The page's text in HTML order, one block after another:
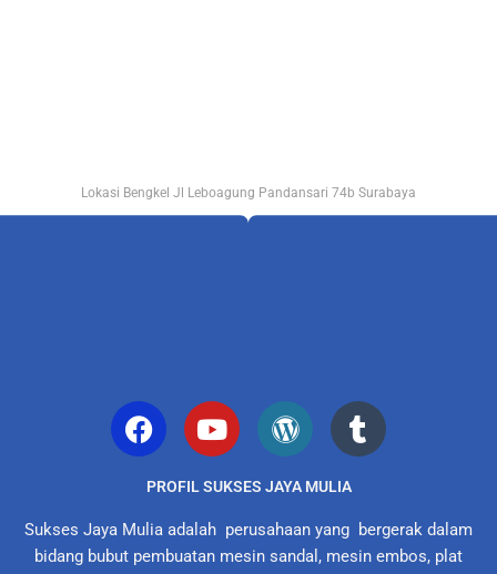
Lokasi Bengkel Jl Leboagung Pandansari 74b Surabaya
PROFIL SUKSES JAYA MULIA
Sukses Jaya Mulia adalah perusahaan yang bergerak dalam
bidang bubut pembuatan mesin sandal, mesin embos, plat